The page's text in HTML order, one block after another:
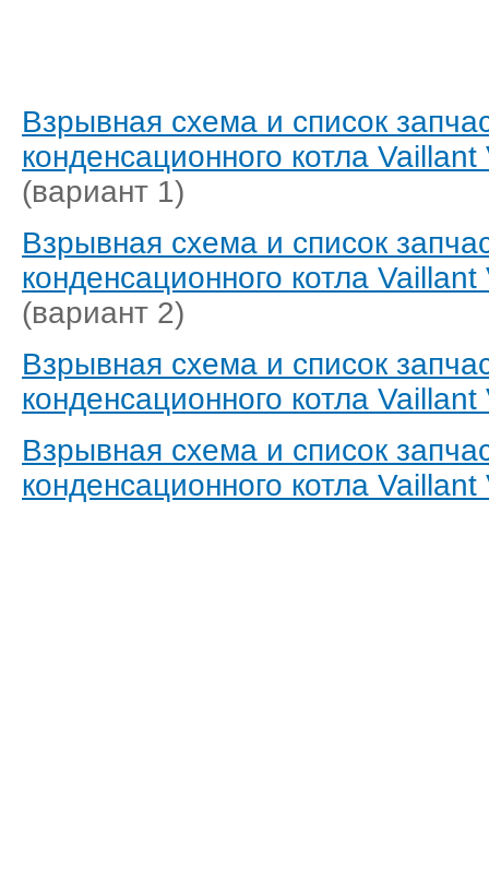
Взрывная схема и список
конденсационного котла Vaillant
(вариант 1)
Взрывная схема и список
конденсационного котла Vaillant
(вариант 2)
Взрывная схема и список
конденсационного котла Vaillant
Взрывная схема и список
конденсационного котла Vaillant